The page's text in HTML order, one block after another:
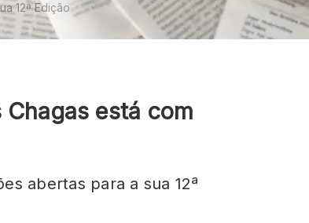
12ª Edição
está com
abertas para a sua 12ª